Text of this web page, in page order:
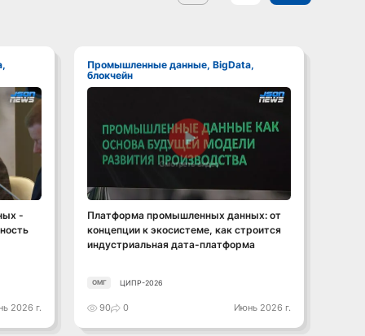
-
2026 г.
Промышленные данные, BigData,
блокчейн
Смотреть видео
Платформа промышленных данных: от
концепции к экосистеме, как строится
индустриальная дата-платформа
ОМГ ЦИПР-2026
90 0 Июнь 2026 г.